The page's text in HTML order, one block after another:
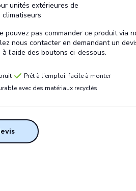
unités extérieures de
pouvez pas commander ce produit via
nous contacter en demandant un
l'aide des boutons ci-dessous.
Prêt à l’emploi, facile à monter
avec des matériaux recyclés